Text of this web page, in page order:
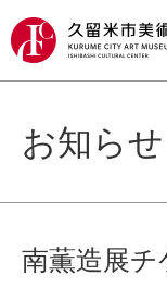
お知らせ
南薫造展